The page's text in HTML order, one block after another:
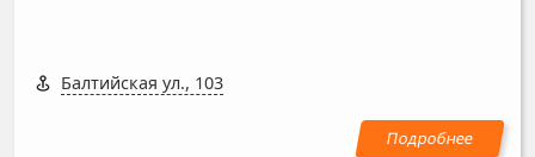
Балтийская ул., 103